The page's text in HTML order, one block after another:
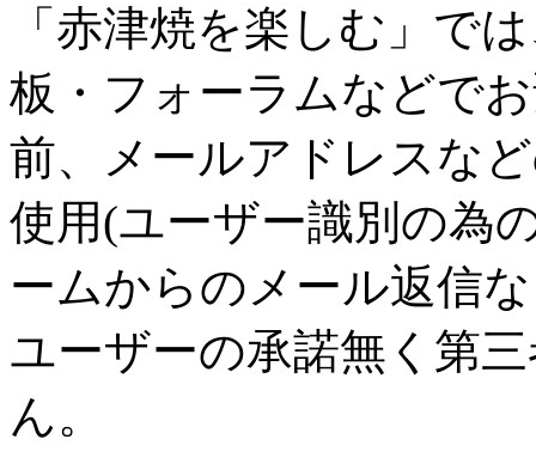
「赤津焼を楽しむ」で
板・フォーラムなどで
前、メールアドレスな
使用(ユーザー識別の為
ームからのメール返信
ユーザーの承諾無く第
ん。